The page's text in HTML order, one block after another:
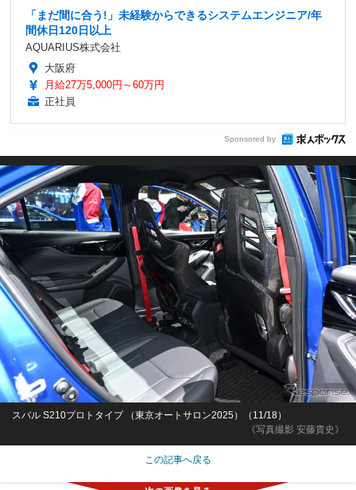
「まだ間に合う!」未経験からできるシステムエンジニア/年
間休日120日以上
AQUARIUS株式会社
大阪府
月給27万5,000円～60万円
正社員
Sponsored by
《写真撮影 安藤貴史》
スバル S210プロトタイプ （東京オートサロン2025）（11/18）
この記事へ戻る